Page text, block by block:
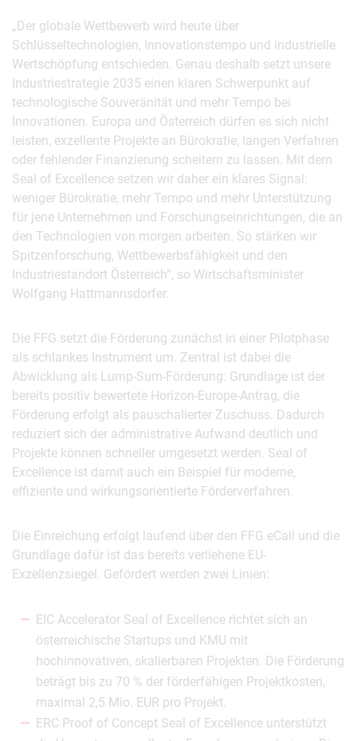
„Der globale Wettbewerb wird heute über
Schlüsseltechnologien, Innovationstempo und industrielle
Wertschöpfung entschieden. Genau deshalb setzt unsere
Industriestrategie 2035 einen klaren Schwerpunkt auf
technologische Souveränität und mehr Tempo bei
Innovationen. Europa und Österreich dürfen es sich nicht
leisten, exzellente Projekte an Bürokratie, langen Verfahren
oder fehlender Finanzierung scheitern zu lassen. Mit dem
Seal of Excellence setzen wir daher ein klares Signal:
weniger Bürokratie, mehr Tempo und mehr Unterstützung
für jene Unternehmen und Forschungseinrichtungen, die an
den Technologien von morgen arbeiten. So stärken wir
Spitzenforschung, Wettbewerbsfähigkeit und den
Industriestandort Österreich“, so Wirtschaftsminister
Wolfgang Hattmannsdorfer.
Die FFG setzt die Förderung zunächst in einer Pilotphase
als schlankes Instrument um. Zentral ist dabei die
Abwicklung als Lump-Sum-Förderung: Grundlage ist der
bereits positiv bewertete Horizon-Europe-Antrag, die
Förderung erfolgt als pauschalierter Zuschuss. Dadurch
reduziert sich der administrative Aufwand deutlich und
Projekte können schneller umgesetzt werden. Seal of
Excellence ist damit auch ein Beispiel für moderne,
effiziente und wirkungsorientierte Förderverfahren.
Die Einreichung erfolgt laufend über den FFG eCall und die
Grundlage dafür ist das bereits verliehene EU-
Exzellenzsiegel. Gefördert werden zwei Linien:
EIC Accelerator Seal of Excellence richtet sich an
österreichische Startups und KMU mit
hochinnovativen, skalierbaren Projekten. Die Förderung
beträgt bis zu 70 % der förderfähigen Projektkosten,
maximal 2,5 Mio. EUR pro Projekt.
ERC Proof of Concept Seal of Excellence unterstützt